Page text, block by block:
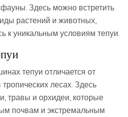
Здесь можно встретить
растений и животных,
к уникальным условиям тепуи.
тепуи отличается от
тропических лесах. Здесь
травы и орхидеи, которые
почвам и экстремальным